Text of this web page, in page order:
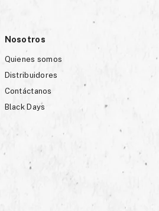
Nosotros
Quienes somos
Distribuidores
Contáctanos
Black Days